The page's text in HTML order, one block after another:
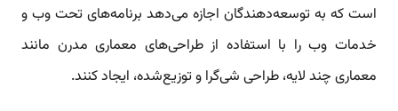
است که به توسعه‌دهندگان اجازه می‌دهد برنامه‌های تحت وب و
خدمات وب را با استفاده از طراحی‌های معماری مدرن مانند
معماری چند لایه، طراحی شی‌گرا و توزیع‌شده، ایجاد کنند.